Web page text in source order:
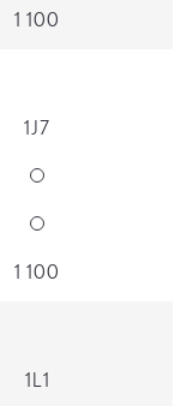
1 100
1J7
1 100
1L1